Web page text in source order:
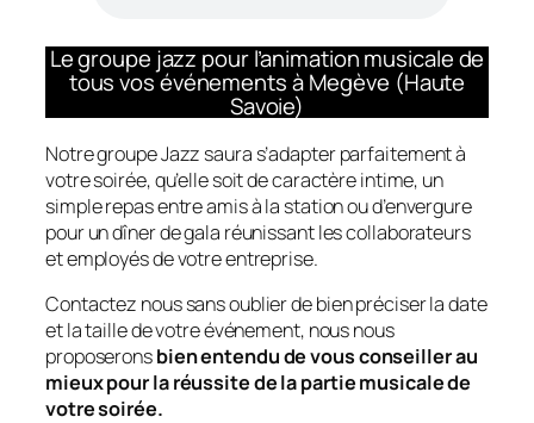
Le groupe jazz pour l’animation musicale de
tous vos événements à Megève (Haute
Savoie)
Notre groupe Jazz saura s’adapter parfaitement à
votre soirée, qu’elle soit de caractère intime, un
simple repas entre amis à la station ou d’envergure
pour un dîner de gala réunissant les collaborateurs
et employés de votre entreprise.
Contactez nous sans oublier de bien préciser la date
et la taille de votre événement, nous nous
proposeronsbien entendu de vous conseiller au
mieux pour la réussite de la partie musicale de
votre soirée.